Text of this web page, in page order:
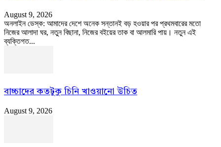
August 9, 2026
অনলাইন ডেস্ক: আমাদের দেশে অনেক সন্তানই বড় হওয়ার পর প্রথমবারের মতো
নিজের আলাদা ঘর, নতুন বিছানা, নিজের বইয়ের তাক বা আলমারি পায়। নতুন এই
ব্যক্তিগত...
বাচ্চাদের কতটুকু চিনি খাওয়ানো উচিত
August 9, 2026